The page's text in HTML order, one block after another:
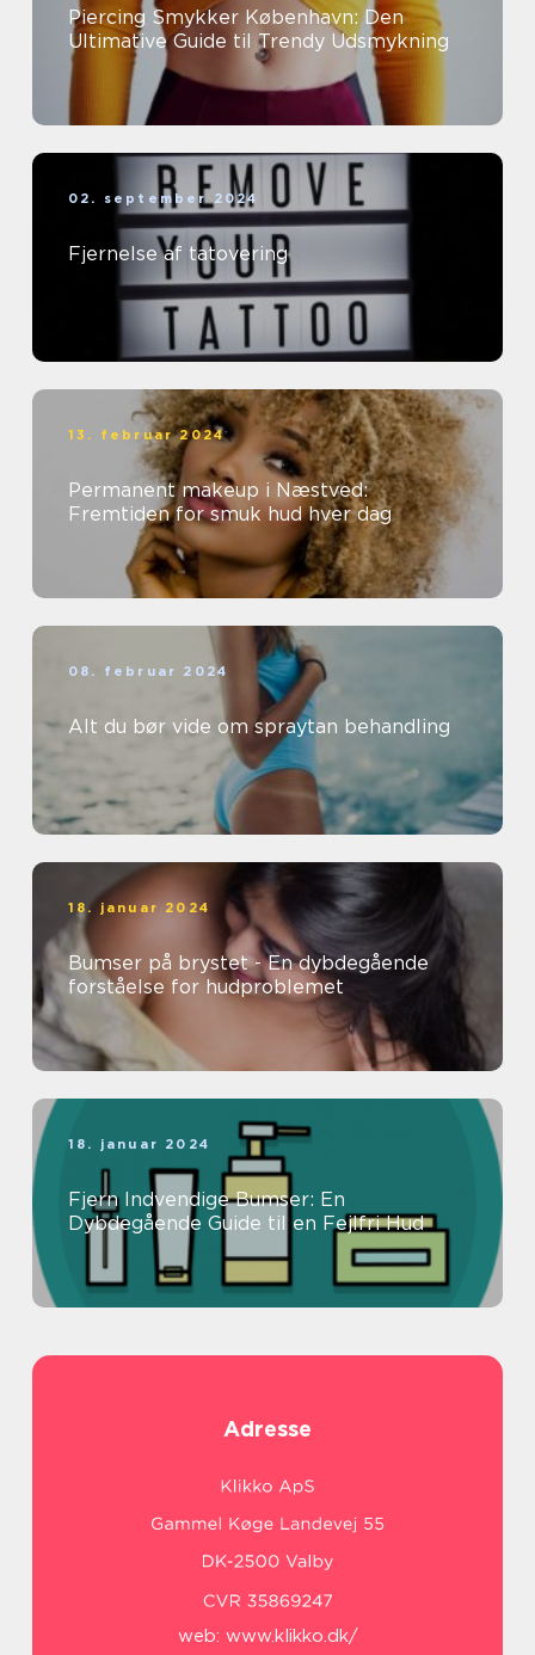
Piercing Smykker København: Den
Ultimative Guide til Trendy Udsmykning
02. september 2024
Fjernelse af tatovering
13. februar 2024
Permanent makeup i Næstved:
Fremtiden for smuk hud hver dag
08. februar 2024
Alt du bør vide om spraytan behandling
18. januar 2024
Bumser på brystet - En dybdegående
forståelse for hudproblemet
18. januar 2024
Fjern Indvendige Bumser: En
Dybdegående Guide til en Fejlfri Hud
Adresse
web: www.klikko.dk/